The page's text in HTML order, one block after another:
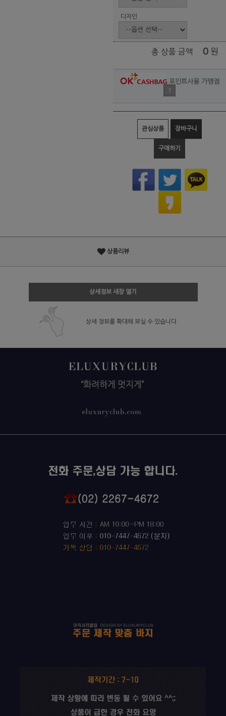
디자인
총 상품 금액 0 원
포인트사용 가맹점
?
관심상품 장바구니
구매하기
상품리뷰
상세정보 새창 열기
상세 정보를 확대해 보실 수 있습니다.